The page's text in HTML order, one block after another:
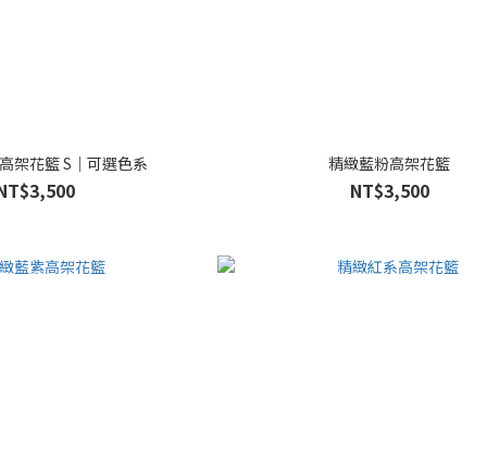
架花籃 S｜可選色系 精緻藍粉高架花籃
NT$3,500